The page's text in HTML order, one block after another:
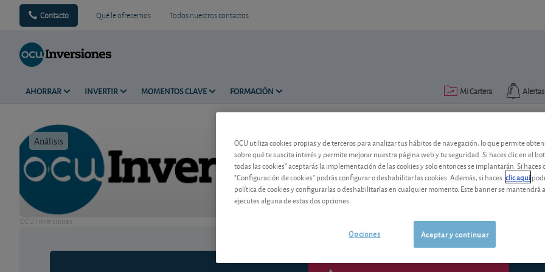
Contacto Qué le ofrecemos Todos nuestros contactos
AHORRAR INVERTIR MOMENTOS CLAVE FORMACIÓN Alertas
Mi Cartera
Análisis Tiempo de lectura: 7 min.
OCU Inversiones
Invertir en fondos a través
Invertir en fondos desde su casa, la
Internet. Hemos querido comprobar
OCU utiliza cookies propias y de terceros para analizar tus hábitos de navegación, lo que permite
sobre qué te suscita interés y permite mejorar nuestra página web y tu seguridad. Si haces clic en el
todas las cookies" aceptarás la implementación de las cookies y solo entonces se implantarán. Si haces
"Configuración de cookies" podrás configurar o deshabilitar las cookies. Además, si haces clic aquí
política de cookies y configurarlas o deshabilitarlas en cualquier momento. Este banner se mantendrá
ejecutes alguna de estas dos opciones.
Aceptar y continuar
Opciones